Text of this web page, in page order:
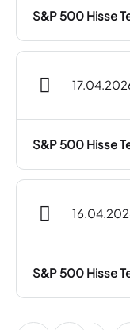
S&P 500 Hisse
S&P 500 Hisse
S&P 500 Hisse